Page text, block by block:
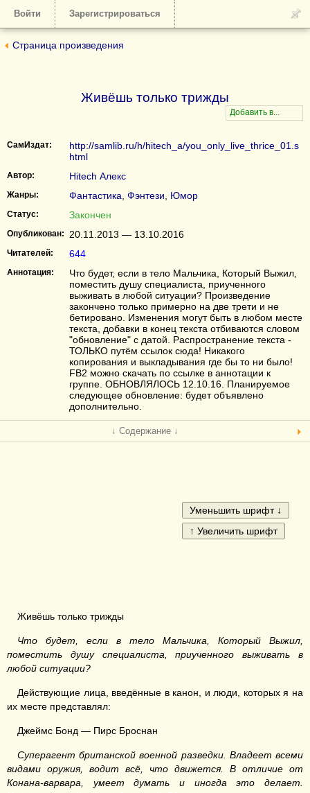
Войти Зарегистрироваться
Страница произведения
Живёшь только трижды
СамИздат:
http://samlib.ru/h/hitech_a/you_only_live_thrice_01.s
html
Автор: Hitech Алекс
Жанры: Фантастика Фэнтези Юмор
Статус: Закончен
Опубликован: 20.11.2013 — 13.10.2016
Читателей: 644
Аннотация:
Что будет, если в тело Мальчика, Который Выжил,
поместить душу специалиста, приученного
выживать в любой ситуации? Произведение
закончено только примерно на две трети и не
бетировано. Изменения могут быть в любом месте
текста, добавки в конец текста отбиваются словом
"обновление" с датой. Распространение текста -
ТОЛЬКО путём ссылок сюда! Никакого
копирования и выкладывания где бы то ни было!
FB2 можно скачать по ссылке в аннотации к
группе. ОБНОВЛЯЛОСЬ 12.10.16. Планируемое
следующее обновление: будет объявлено
дополнительно.
↓ Содержание ↓
Живёшь только трижды
Что будет, если в тело Мальчика, Который Выжил,
поместить душу специалиста, приученного выживать в
любой ситуации?
Действующие лица, введённые в канон, и люди, которых я на
их месте представлял:
Джеймс Бонд — Пирс Броснан
Суперагент британской военной разведки. Владеет всеми
видами оружия, водит всё, что движется. В отличие от
Конана-варвара, умеет думать и иногда это делает.